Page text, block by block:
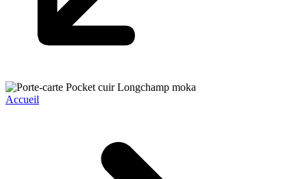
Accueil